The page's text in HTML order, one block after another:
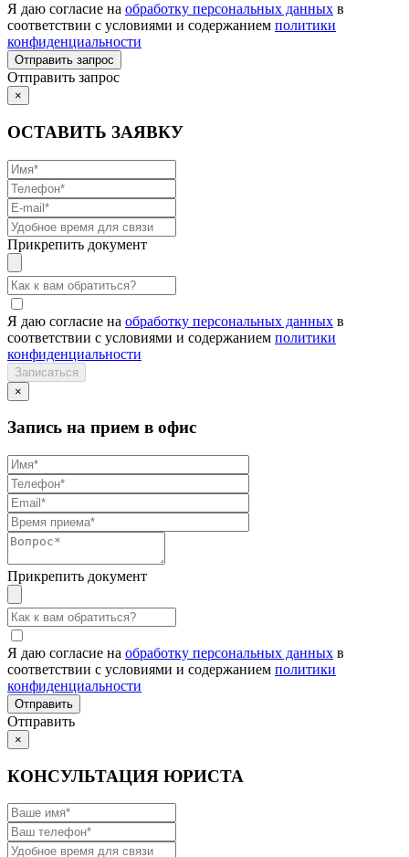
Я даю согласие на обработку персональных данных в
соответствии с условиями и содержанием политики
конфиденциальности
Отправить запрос
×
ОСТАВИТЬ ЗАЯВКУ
Прикрепить документ
Я даю согласие на обработку персональных данных в
соответствии с условиями и содержанием политики
конфиденциальности
×
Запись на прием в офис
Прикрепить документ
Я даю согласие на обработку персональных данных в
соответствии с условиями и содержанием политики
конфиденциальности
Отправить
×
КОНСУЛЬТАЦИЯ ЮРИСТА